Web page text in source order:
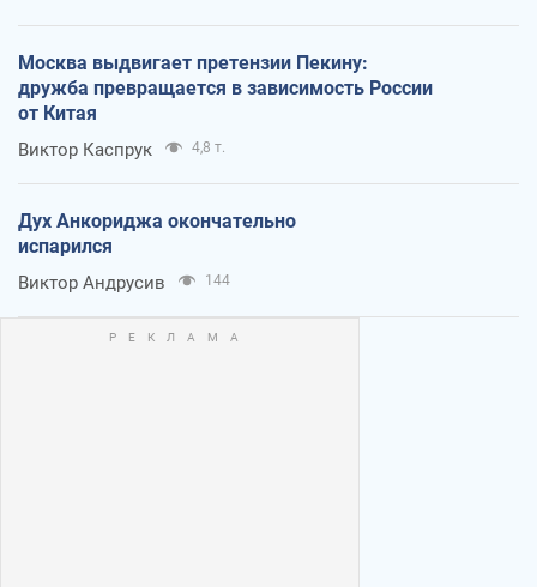
Москва выдвигает претензии Пекину:
дружба превращается в зависимость России
от Китая
Виктор Каспрук 4,8 т.
Дух Анкориджа окончательно
испарился
Виктор Андрусив 144